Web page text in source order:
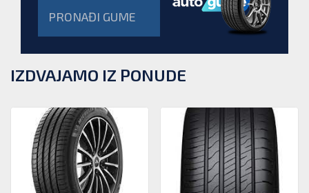
PRONAĐI GUME
IZDVAJAMO IZ PONUDE